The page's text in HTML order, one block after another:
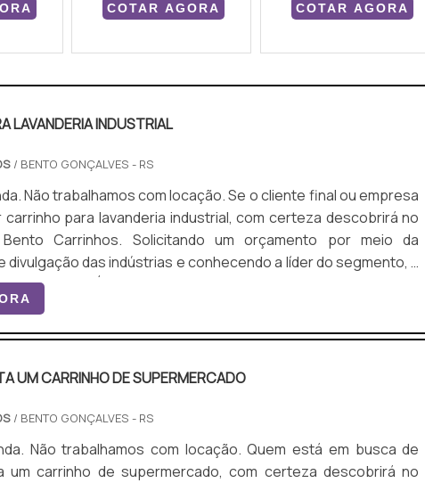
COTAR AGORA COTAR AGORA
LAVANDERIA INDUSTRIAL
/ BENTO GONÇALVES - RS
com locação. Se o cliente final ou empresa
para lavanderia industrial, com certeza descobrirá no
Carrinhos. Solicitando um orçamento por meio da
divulgação das indústrias e conhecendo a líder do segmento, a
lembrar que o produto deve ser
empresas especializadas. Esse tipo de cuidado ajuda a
UM CARRINHO DE SUPERMERCADO
/ BENTO GONÇALVES - RS
trabalhamos com locação. Quem está em busca de
um carrinho de supermercado, com certeza descobrirá no